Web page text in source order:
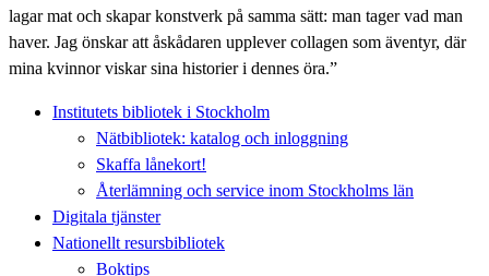
lagar mat och skapar konstverk på samma sätt: man tager vad man
haver. Jag önskar att åskådaren upplever collagen som äventyr, där
mina kvinnor viskar sina historier i dennes öra.”
Institutets bibliotek i Stockholm
Nätbibliotek: katalog och inloggning
Skaffa lånekort!
Återlämning och service inom Stockholms län
Digitala tjänster
Nationellt resursbibliotek
Boktips